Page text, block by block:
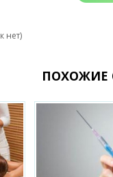
нет)
ПОХОЖИЕ